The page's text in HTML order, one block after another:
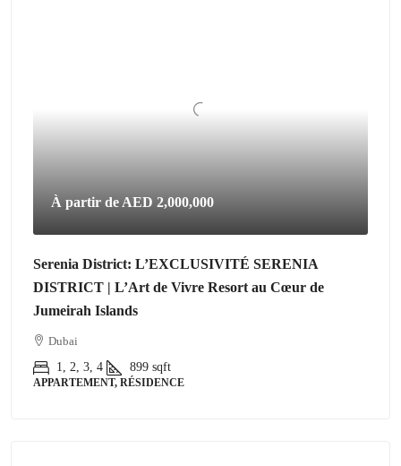
À partir de AED 2,000,000
Serenia District: L’EXCLUSIVITÉ SERENIA
DISTRICT | L’Art de Vivre Resort au Cœur de
Jumeirah Islands
Dubai
1, 2, 3, 4
899 sqft
APPARTEMENT, RÉSIDENCE